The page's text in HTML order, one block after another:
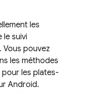
les
le suivi
pouvez
les méthodes
pour les plates-
Android.